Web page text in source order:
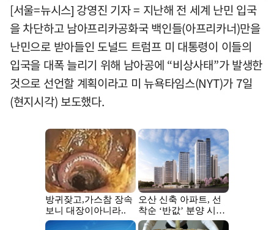
[서울=뉴시스] 강영진 기자 = 지난해 전 세계 난민 입국
을 차단하고 남아프리카공화국 백인들(아프리카너)만을
난민으로 받아들인 도널드 트럼프 미 대통령이 이들의
입국을 대폭 늘리기 위해 남아공에 “비상사태”가 발생한
것으로 선언할 계획이라고 미 뉴욕타임스(NYT)가 7일
(현지시각) 보도했다.